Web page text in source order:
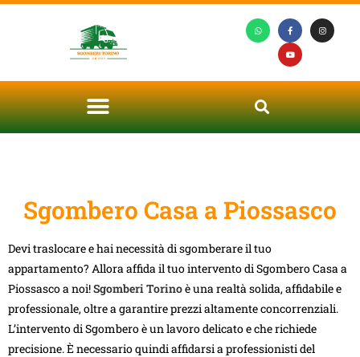
Sgombero Casa a Piossasco
Devi traslocare e hai necessità di sgomberare il tuo
appartamento? Allora affida il tuo intervento di Sgombero Casa a
Piossasco a noi!Sgomberi Torinoè una realtà solida, affidabile e
professionale, oltre a garantire prezzi altamente concorrenziali.
L’intervento di Sgombero è un lavoro delicato e che richiede
precisione. È necessario quindi affidarsi a professionisti del